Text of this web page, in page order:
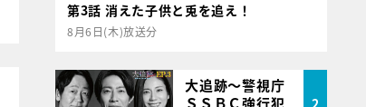
第3話 消えた子供と兎を追え！
8月6日(木)放送分
大追跡～警視庁
ＳＳＢＣ強行犯
2